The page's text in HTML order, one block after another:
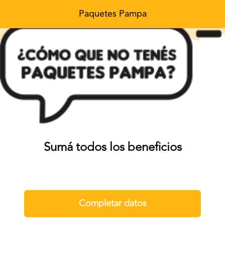
Paquetes Pampa
Sumá todos los beneficios
Completar datos